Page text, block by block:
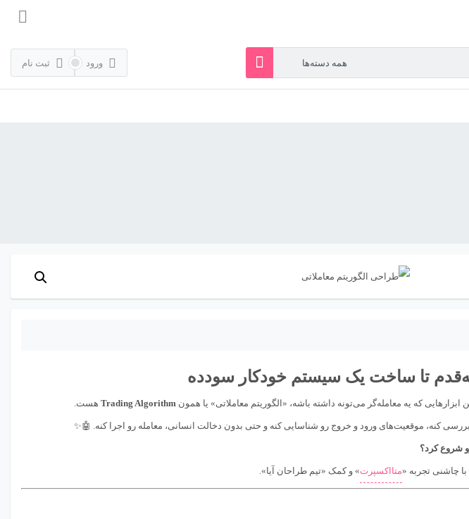
ورود ثبت نام
تا ساخت یک سیستم خودکار سودده
که یه معامله‌گر می‌تونه داشته باشه، «الگوریتم معاملاتی» یا همونTrading Algorithm هست.
بررسی کنه، موقعیت‌های ورود و خروج رو شناسایی کنه و حتی بدون دخالت انسانی، معامله رو اجرا کنه. 🤖✨
شروع کرد؟
با چاشنی تجربه «متااکسپرت» و کمک «تیم طراحان آیا».